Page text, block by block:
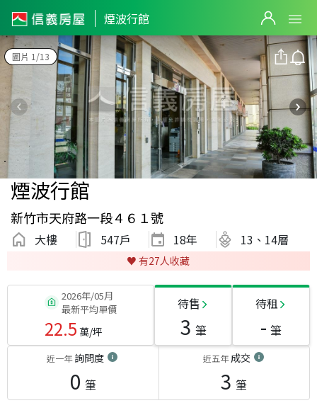
煙波行館
圖片 1/13
煙波行館
新竹市天府路一段４６１號
大樓 547戶 18年 13、14層
♥️ 有27人收藏
2026年/05月
最新平均單價
22.5 萬/坪
待售
3 筆
待租
- 筆
近一年詢問度
0 筆
近五年成交
3 筆